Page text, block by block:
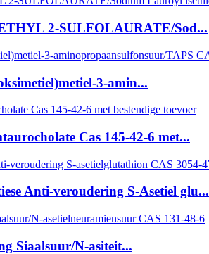
2-SULFOLAURATE/Sod...
3-amin...
Cas 145-42-6 met...
Anti-veroudering S-Asetiel glu...
Siaalsuur/N-asiteit...